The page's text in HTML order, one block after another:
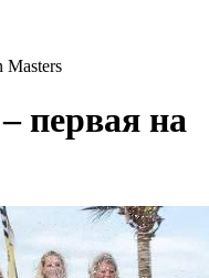
Masters
первая на